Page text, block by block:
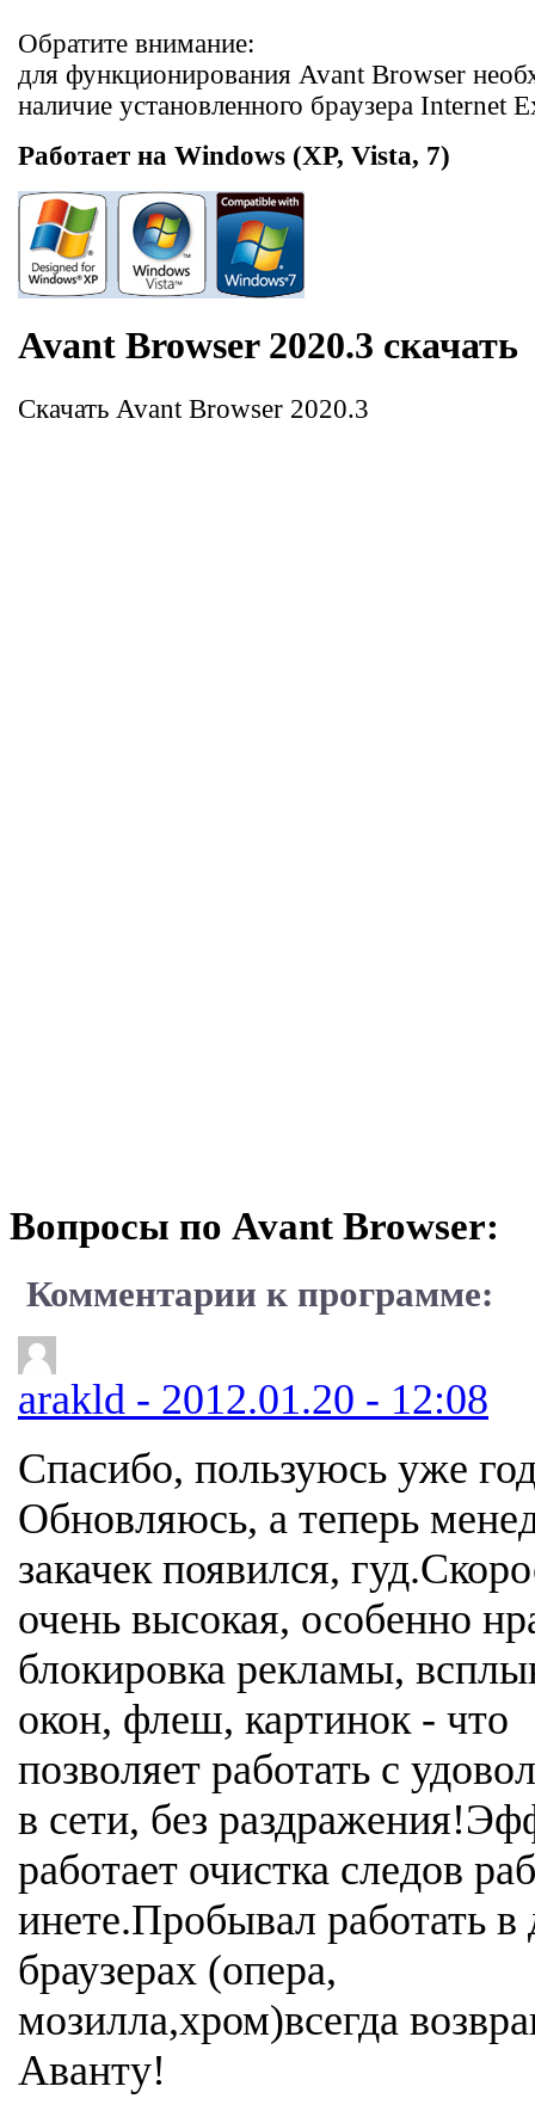
Обратите внимание:
для функционирования Avant Browser
наличие установленного браузера Internet
Работает на Windows (XP, Vista, 7)
Avant Browser 2020.3 скачать
Скачать Avant Browser 2020.3
Вопросы по Avant Browser:
Комментарии к программе:
arakld - 2012.01.20 - 12:08
Спасибо, пользуюсь уже
Обновляюсь, а теперь
закачек появился,
очень высокая, особенно
блокировка рекламы,
окон, флеш, картинок - что
позволяет работать с
в сети, без
работает очистка следов
инете.Пробывал работать в
браузерах (опера,
мозилла,хром)всегда
Аванту!